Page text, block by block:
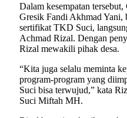
Dalam kesempatan
Gresik Fandi Akhmad Yani,
sertifikat TKD Suci,
Achmad Rizal. Dengan
Rizal mewakili pihak desa.
“Kita juga selalu meminta
program-program yang
Suci bisa terwujud,” kata
Suci Miftah MH.